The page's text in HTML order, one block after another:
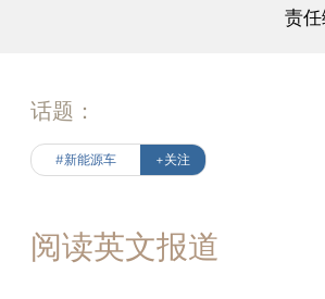
责
话题：
#新能源车 +关注
阅读英文报道